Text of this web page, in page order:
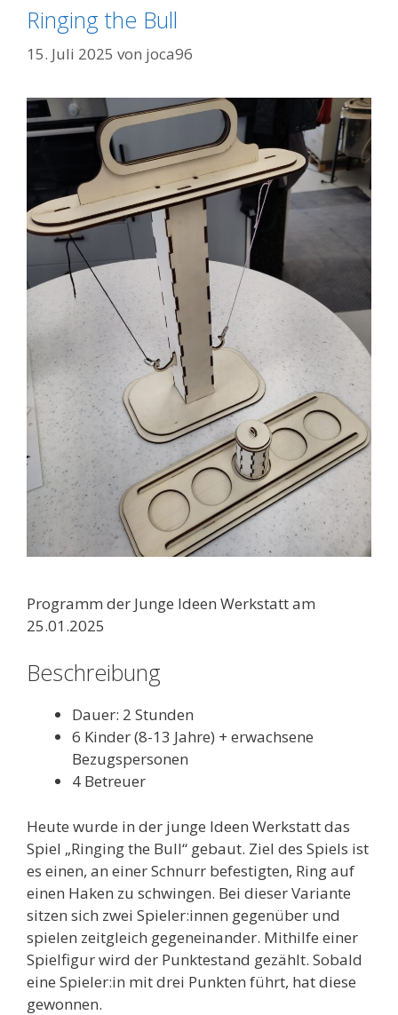
Ringing the Bull
15. Juli 2025 von joca96
Programm der Junge Ideen Werkstatt am
25.01.2025
Beschreibung
Dauer: 2 Stunden
6 Kinder (8-13 Jahre) + erwachsene
Bezugspersonen
4 Betreuer
Heute wurde in der junge Ideen Werkstatt das
Spiel „Ringing the Bull“ gebaut. Ziel des Spiels ist
es einen, an einer Schnurr befestigten, Ring auf
einen Haken zu schwingen. Bei dieser Variante
sitzen sich zwei Spieler:innen gegenüber und
spielen zeitgleich gegeneinander. Mithilfe einer
Spielfigur wird der Punktestand gezählt. Sobald
eine Spieler:in mit drei Punkten führt, hat diese
gewonnen.